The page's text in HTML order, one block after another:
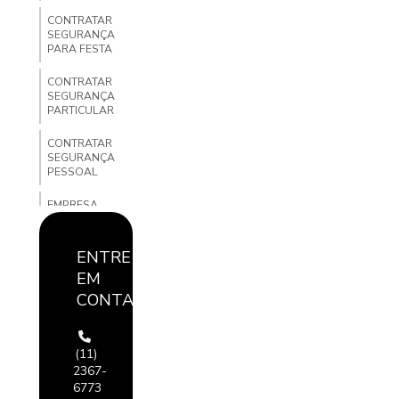
CONTRATAR
SEGURANÇA
PARA FESTA
CONTRATAR
SEGURANÇA
PARTICULAR
CONTRATAR
SEGURANÇA
PESSOAL
EMPRESA
ESPECIALIZADA
PATRIMONIAL
EMPRESA DE
PORTARIA
CONDOMINIO
EMPRESA DE
PORTARIA E
ENTRE
EM
CONTATO
(11)
2367-
6773